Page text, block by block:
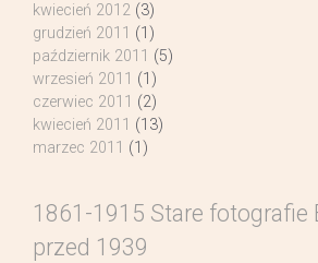
kwiecień 2012 (3)
grudzień 2011 (1)
październik 2011 (5)
wrzesień 2011 (1)
czerwiec 2011 (2)
kwiecień 2011 (13)
marzec 2011 (1)
1861-1915 Stare fotografie
przed 1939